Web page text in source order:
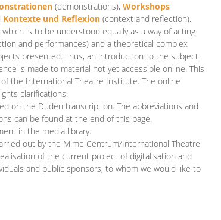
(demonstrations), Workshops
Kontexte und Reflexion (context and reflection).
is to be understood equally as a way of acting
and performances) and a theoretical complex
presented. Thus, an introduction to the subject
is made to material not yet accessible online. This
the International Theatre Institute. The online
clarifications.
on the Duden transcription. The abbreviations and
can be found at the end of this page.
in the media library.
out by the Mime Centrum/International Theatre
of the current project of digitalisation and
and public sponsors, to whom we would like to